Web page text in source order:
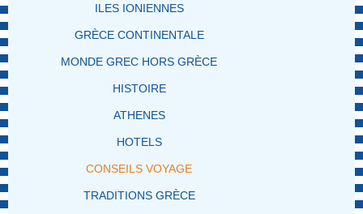
ILES IONIENNES
GRÈCE CONTINENTALE
MONDE GREC HORS GRÈCE
HISTOIRE
ATHENES
HOTELS
CONSEILS VOYAGE
TRADITIONS GRÈCE